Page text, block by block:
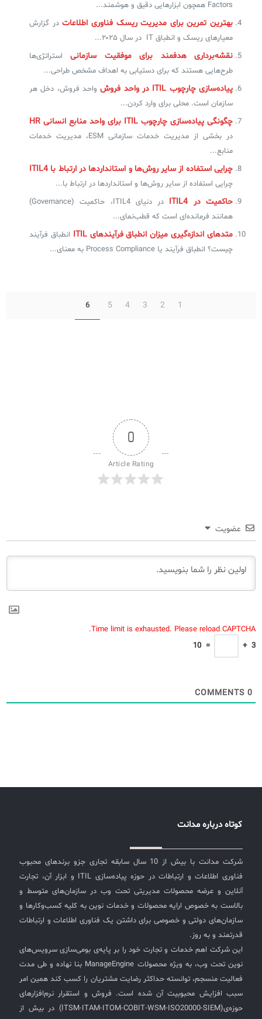
Factors همچون ابزارهایی دقیق و هوشمند...
بهترین تمرین برای مدیریت ریسک فناوری اطلاعات در گزارش
معیارهای ریسک و انطباق IT در سال ۲۰۲۵...
نقشه‌برداری هدفمند برای موفقیت سازمانی
استراتژی‌ها
طرح‌هایی هستند که برای دستیابی به اهداف مشخص طراحی...
پیاده‌سازی چارچوب ITIL در واحد فروش
واحد فروش، دخل هر
سازمان است. محلی برای وارد کردن...
چگونگی پیاده‌سازی چارچوب ITIL‌ برای واحد منابع انسانی HR
در بخشی از مدیریت خدمات سازمانی ESM، مدیریت خدمات
منابع...
چرایی استفاده از سایر روش‌ها و استانداردها در ارتباط با ITIL4
چرایی استفاده از سایر روش‌ها و استانداردها در ارتباط با...
حاکمیت در ITIL4
در دنیای ITIL4، حاکمیت (Governance)
همانند فرمانده‌ای است که قطب‌نمای...
متدهای اندازه‌گیری میزان انطباق فرآیندهای ITIL
انطباق فرآیند
چیست؟ انطباق فرآیند یا Process Compliance به معنای...
1
2
3
4
5
6
0
Article Rating
عضویت
Time limit is exhausted. Please reload CAPTCHA.
3
+
=
10
0
کوتاه درباره مدانت
شرکت مدانت با بیش از 10 سال سابقه تجاری جزو برندهای محبوب
فناوری اطلاعات و ارتباطات در حوزه پیاده‌سازی ITIL و ابزار آن، تجارت
آنلاین و عرضه محصولات مدیریتی تحت وب در سازمان‌های متوسط و
بالاست به خصوص ارایه محصولات و خدمات نوین به کلیه کسب‌وکارها و
سازمان‌های دولتی و خصوصی برای داشتن یک فناوری اطلاعات و ارتباطات
قدرتمند و به روز.
این شرکت اهم خدمات و تجارت خود را بر پایه‌ی بومی‌سازی سرویس‌های
نوین تحت وب، به ویژه محصولات ManageEngine بنا نهاده و طی مدت
فعالیت منسجم، توانسته حداکثر رضایت مشتریان را کسب کند همین امر
سبب افزایش محبوبیت آن شده است. فروش و استقرار نرم‌افزارهای
حوزه‌ی(ITSM-ITAM-ITOM-COBIT-WSM-ISO20000-SIEM) در بیش از